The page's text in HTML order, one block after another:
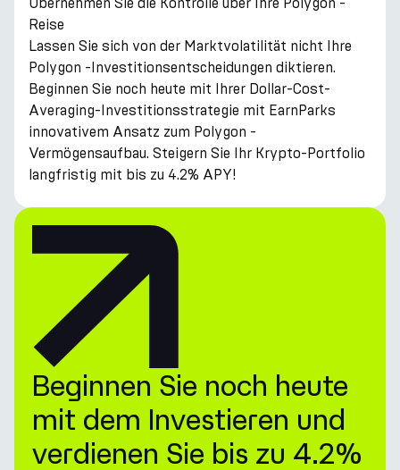
Reise
Lassen Sie sich von der Marktvolatilität nicht Ihre
Polygon -Investitionsentscheidungen diktieren.
Beginnen Sie noch heute mit Ihrer Dollar-Cost-
Averaging-Investitionsstrategie mit EarnParks
innovativem Ansatz zum Polygon -
Vermögensaufbau. Steigern Sie Ihr Krypto-Portfolio
langfristig mit bis zu 4.2% APY!
Beginnen Sie noch heute
mit dem Investieren und
verdienen Sie bis zu 4.2%